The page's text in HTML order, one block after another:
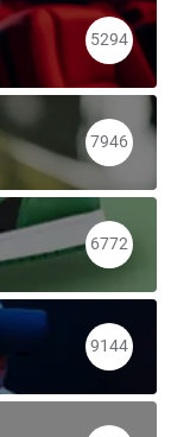
5294
7946
6772
9144